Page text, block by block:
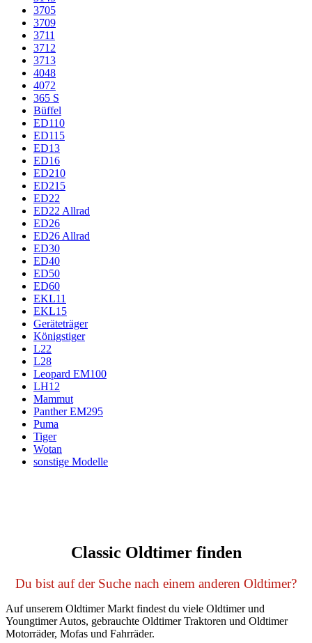
3705
3709
3711
3712
3713
4048
4072
365 S
Büffel
ED110
ED115
ED13
ED16
ED210
ED215
ED22
ED22 Allrad
ED26
ED26 Allrad
ED30
ED40
ED50
ED60
EKL11
EKL15
Geräteträger
Königstiger
L22
L28
Leopard EM100
LH12
Mammut
Panther EM295
Puma
Tiger
Wotan
sonstige Modelle
Classic Oldtimer finden
Du bist auf der Suche nach einem anderen Oldtimer?
Auf unserem Oldtimer Markt findest du viele Oldtimer und
Youngtimer Autos, gebrauchte Oldtimer Traktoren und Oldtimer
Motorräder, Mofas und Fahrräder.